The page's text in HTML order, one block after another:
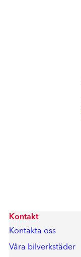
Kontakt
Kontakta oss
Våra bilverkstäder